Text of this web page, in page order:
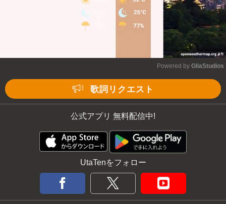
Powered by GliaStudios
歌詞リクエスト
公式アプリ 無料配信中!
UtaTenをフォロー